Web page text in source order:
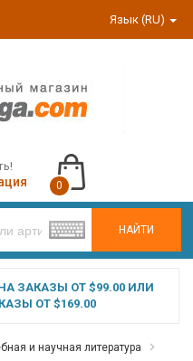
Язык (RU)
НАЙТИ
0
ЗАКАЗЫ ОТ $99.00 ИЛИ
ОТ $169.00
и научная литература